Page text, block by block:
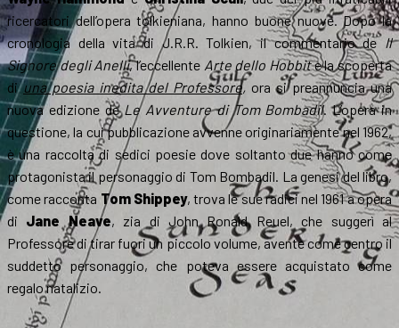
ricercatori dell’opera tolkieniana, hanno buone nuove. Dopo la
cronologia della vita di J.R.R. Tolkien, il commentario de Il
Signore degli Anelli, l’eccellente Arte dello Hobbite la scoperta
diuna poesia inedita del Professore, ora si preannuncia una
nuova edizione deLe Avventure di Tom Bombadil. L’opera in
questione, la cui pubblicazione avvenne originariamente nel 1962,
è una raccolta di sedici poesie dove soltanto due hanno come
protagonista il personaggio di Tom Bombadil. La genesi del libro,
come racconta Tom Shippey, trova le sue radici nel 1961 a opera
di Jane Neave, zia di John Ronald Reuel, che suggerì al
Professore di tirar fuori un piccolo volume, avente come centro il
suddetto personaggio, che poteva essere acquistato come
regalo natalizio.